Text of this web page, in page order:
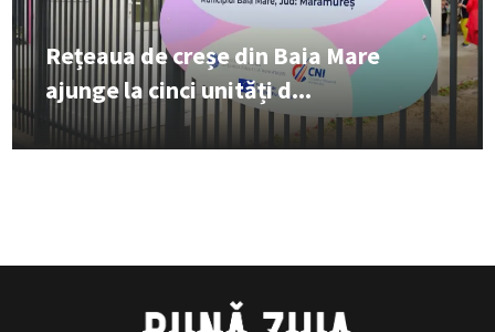
Rețeaua de creșe din Baia Mare
ajunge la cinci unități d...